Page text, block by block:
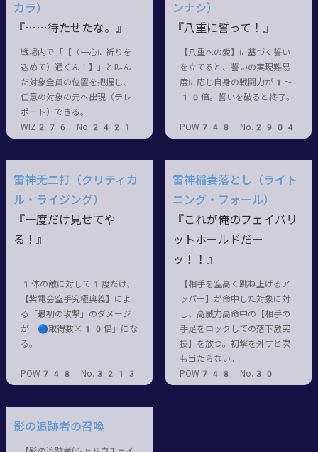
カラ）
『……待たせたな。』
戦場内で「【（一心に祈りを
込めて）通くん！】」と叫ん
だ対象全員の位置を把握し、
任意の対象の元へ出現（テレ
ポート）できる。
WIZ276 No.2421
ンナシ）
『八重に誓って！』
【八重への愛】に基づく誓い
を立てると、誓いの実現難易
度に応じ自身の戦闘力が1〜
10倍。誓いを破ると終了。
POW748 No.2904
雷神无二打（クリティカ
ル・ライジング）
『一度だけ見せてや
る！』
1体の敵に対して1度だけ、
【紫電会空手究極奥義】によ
る「最初の攻撃」のダメージ
が「🔵取得数×10倍」にな
る。
POW748 No.3213
雷神稲妻落とし（ライト
ニング・フォール）
『これが俺のフェイバリ
ットホールドだー
ッ！！』
【相手を空高く跳ね上げるア
ッパー】が命中した対象に対
し、高威力高命中の【相手の
手足をロックしての落下激突
技】を放つ。初撃を外すと次
も当たらない。
POW748 No.30
影の追跡者の召喚